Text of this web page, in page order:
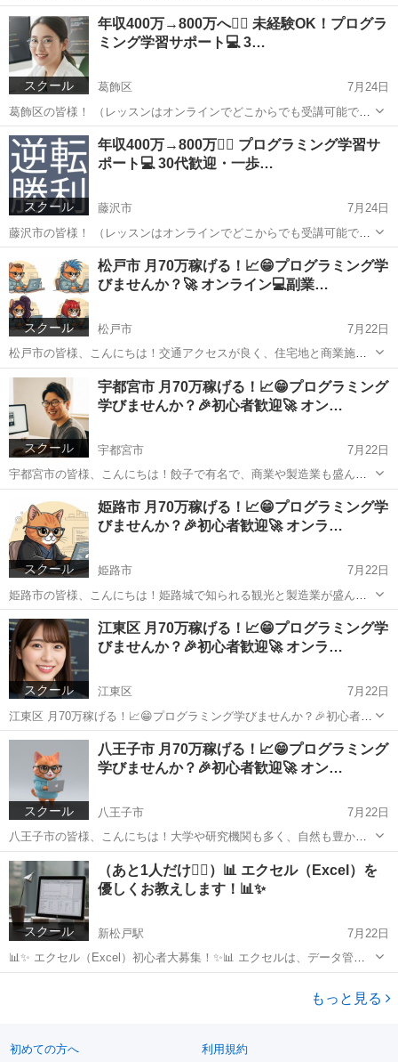
す！） 少し大げさに聞こえるかもしれませんが、 プログラミングを学
んだことで、僕の人生は本当に変わりました✨ このページを見てくだ
さっているこ...
兵庫 西宮市 プログラミング おにぎり
スクール
年収400万→800万へ🙆‍♂️ 未経験OK！プログラ
ミング学習サポート💻 3…
葛飾区
7月24日
葛飾区の皆様！ （レッスンはオンラインでどこからでも受講可能で
す！） お気軽にメッセージいただければ、内容など詳しくご案内しま
す！ どうぞよろしくお願いします🙇‍♂️
東京 葛飾区 プログラミング 未経験
スクール
年収400万→800万🙆‍♂️ プログラミング学習サ
ポート💻 30代歓迎・一歩…
藤沢市
7月24日
藤沢市の皆様！ （レッスンはオンラインでどこからでも受講可能で
す！） こちらの投稿をご覧いただきありがとうございます😊 現在、プ
ログラミング学習を通じて「収入アップ」や「自由な働き方」を実現
したい方を対象に、学...
藤沢市 プログラミング 未経験
スクール
松戸市 月70万稼げる！📈😁プログラミング学
びませんか？🚀 オンライン💻副業…
松戸市
7月22日
松戸市の皆様、こんにちは！交通アクセスが良く、住宅地と商業施設
が調和するこの街で、プログラミングのスキルを身につけてみません
か？ （レッスンはオンラインでどこからでも受講可能です！） 気にな
ったらご質問だけで...
千葉 松戸市 プログラミング オンライン
スクール
宇都宮市 月70万稼げる！📈😁プログラミング
学びませんか？🎉初心者歓迎🚀 オン…
宇都宮市
7月22日
宇都宮市の皆様、こんにちは！餃子で有名で、商業や製造業も盛んな
この街で、プログラミングのスキルを身につけてみませんか？ （レッ
スンはオンラインでどこからでも受講可能です！） 少し大げさに聞こ
えるかもしれません...
宇都宮市 プログラミング オンライン
スクール
姫路市 月70万稼げる！📈😁プログラミング学
びませんか？🎉初心者歓迎🚀 オンラ…
姫路市
7月22日
姫路市の皆様、こんにちは！姫路城で知られる観光と製造業が盛んな
この街で、プログラミングのスキルを身につけてみませんか？ （レッ
スンはオンラインでどこからでも受講可能です！） 少し大げさに聞こ
えるかもしれません...
兵庫 姫路市 プログラミング オンライン
スクール
江東区 月70万稼げる！📈😁プログラミング学
びませんか？🎉初心者歓迎🚀 オンラ…
江東区
7月22日
江東区 月70万稼げる！📈😁プログラミング学びませんか？🎉初心者歓
迎🚀 オンライン 💻副業💰現役エンジニアがマンツーマンで指導！
（レッスンはオンラインでどこからでも受講可能です！） ## 投稿内容
東京 江東区 プログラミング
スクール
八王子市 月70万稼げる！📈😁プログラミング
学びませんか？🎉初心者歓迎🚀 オン…
八王子市
7月22日
八王子市の皆様、こんにちは！大学や研究機関も多く、自然も豊かな
この街で、プログラミングのスキルを身につけてみませんか？ （レッ
スンはオンラインでどこからでも受講可能です！） 少し大げさに聞こ
えるかもしれませんが、...
東京 八王子市 プログラミング オンライン
スクール
（あと1人だけ🙇‍♂️）📊 エクセル（Excel）を
優しくお教えします！📊✨
新松戸駅
7月22日
📊✨ エクセル（Excel）初心者大募集！✨📊 エクセルは、データ管理
や分析に欠かせないスキルです。📈💡 これを学ぶことで、以下のよう
なメリットがあります！ 仕事の効率UP！ ⏰💪 ・エクセルを使え...
もっと見る
初めての方へ 利用規約